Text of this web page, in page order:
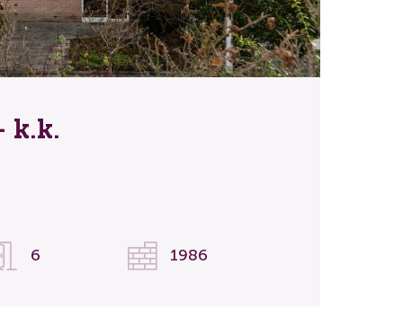
k.k.
6 1986